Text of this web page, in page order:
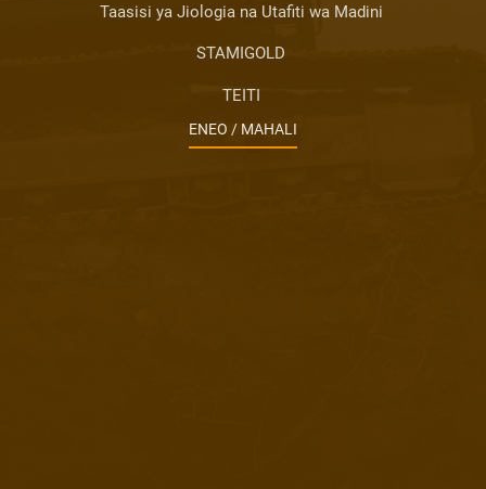
Taasisi ya Jiologia na Utafiti wa Madini
STAMIGOLD
TEITI
ENEO / MAHALI